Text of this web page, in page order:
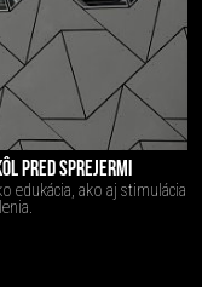
PRED SPREJERMI
edukácia, ako aj stimulácia